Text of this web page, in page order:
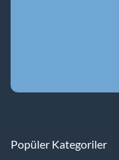
Popüler Kategoriler